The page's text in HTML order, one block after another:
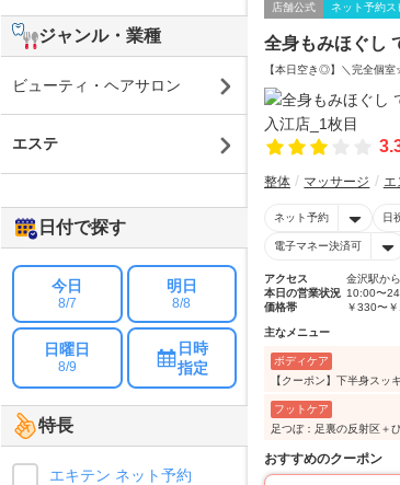
店舗公式 ネット予約ス
全身もみほぐし
【本日空き◎】＼完全個
整体 マッサージ エ
ネット予約 日
電子マネー決済可
アクセス
金沢駅か
本日の営業状況 10:00〜
価格帯
￥330〜
主なメニュー
ボディケア
【クーポン】下半身ス
フットケア
足つぼ：足裏の反射区＋
おすすめのクーポン
ジャンル・業種
ビューティ・ヘアサロン
エステ
日付で探す
今日
8/7
明日
8/8
日曜日
8/9
日時
指定
特長
エキテン ネット予約